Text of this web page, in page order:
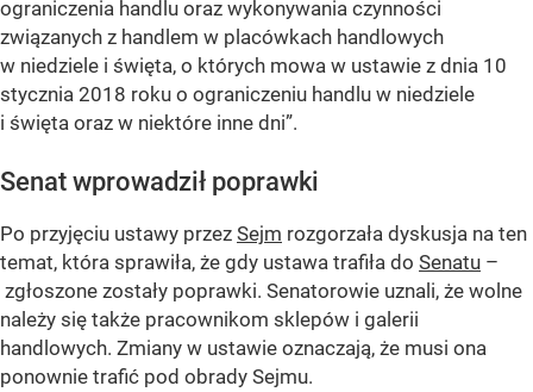
ograniczenia handlu oraz wykonywania czynności
związanych z handlem w placówkach handlowych
w niedziele i święta, o których mowa w ustawie z dnia 10
stycznia 2018 roku o ograniczeniu handlu w niedziele
i święta oraz w niektóre inne dni”.
Senat wprowadził poprawki
Po przyjęciu ustawy przez Sejm rozgorzała dyskusja na ten
temat, która sprawiła, że gdy ustawa trafiła do Senatu –
zgłoszone zostały poprawki. Senatorowie uznali, że wolne
należy się także pracownikom sklepów i galerii
handlowych. Zmiany w ustawie oznaczają, że musi ona
ponownie trafić pod obrady Sejmu.